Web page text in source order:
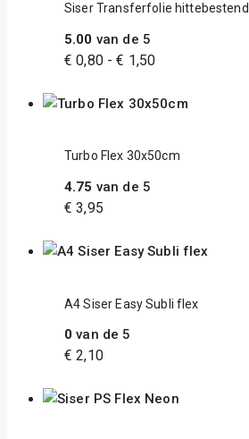
Siser Transferfolie
5.00 van de 5
€ 0,80 - € 1,50
Turbo Flex 30x50cm
4.75 van de 5
€ 3,95
A4 Siser Easy Subli flex
0 van de 5
€ 2,10